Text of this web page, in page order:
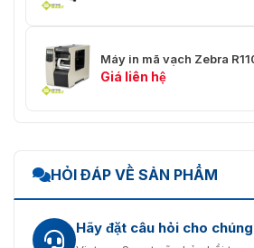
Máy in mã vạch Zebra
Giá liên hệ
HỎI ĐÁP VỀ SẢN PHẨM
Hãy đặt câu hỏi cho